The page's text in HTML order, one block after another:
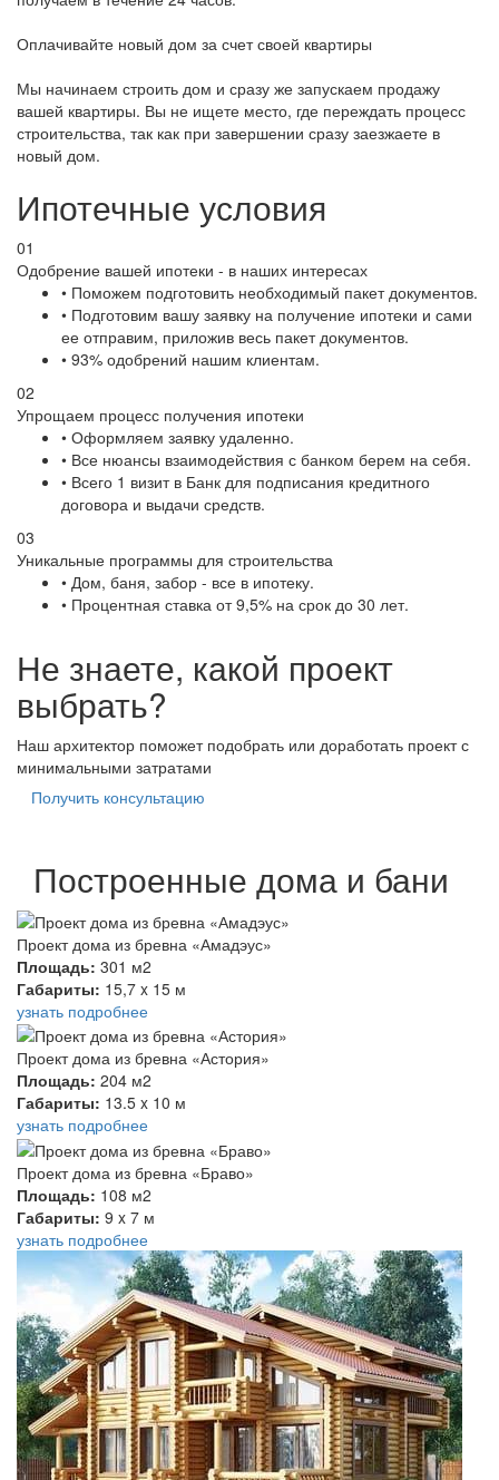
Оплачивайте новый дом за счет своей квартиры
Мы начинаем строить дом и сразу же запускаем продажу
вашей квартиры. Вы не ищете место, где переждать процесс
строительства, так как при завершении сразу заезжаете в
новый дом.
Ипотечные условия
01
Одобрение вашей ипотеки - в наших интересах
• Поможем подготовить необходимый пакет документов.
• Подготовим вашу заявку на получение ипотеки и сами
ее отправим, приложив весь пакет документов.
• 93% одобрений нашим клиентам.
02
Упрощаем процесс получения ипотеки
• Оформляем заявку удаленно.
• Все нюансы взаимодействия с банком берем на себя.
• Всего 1 визит в Банк для подписания кредитного
договора и выдачи средств.
03
Уникальные программы для строительства
• Дом, баня, забор - все в ипотеку.
• Процентная ставка от 9,5% на срок до 30 лет.
Не знаете, какой проект
выбрать?
Наш архитектор поможет подобрать или доработать проект с
минимальными затратами
Получить консультацию
Построенные дома и бани
Проект дома из бревна «Амадэус»
Площадь: 301 м2
Габариты: 15,7 x 15 м
узнать подробнее
Проект дома из бревна «Астория»
Площадь: 204 м2
Габариты: 13.5 x 10 м
узнать подробнее
Проект дома из бревна «Браво»
Площадь: 108 м2
Габариты: 9 x 7 м
узнать подробнее